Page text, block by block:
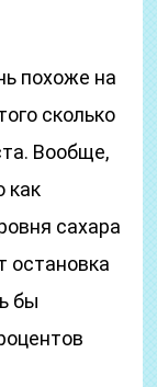
похоже на
сколько
Вообще,
как
сахара
остановка
бы